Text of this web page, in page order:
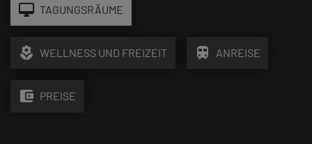
desktop_mac TAGUNGSRÄUME
local_florist WELLNESS UND FREIZEIT train ANREISE
account_balance_wallet PREISE